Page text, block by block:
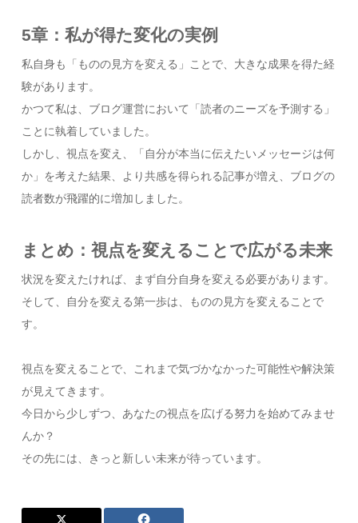
5章：私が得た変化の実例
私自身も「ものの見方を変える」ことで、大きな成果を得た経
験があります。
かつて私は、ブログ運営において「読者のニーズを予測する」
ことに執着していました。
しかし、視点を変え、「自分が本当に伝えたいメッセージは何
か」を考えた結果、より共感を得られる記事が増え、ブログの
読者数が飛躍的に増加しました。
まとめ：視点を変えることで広がる未来
状況を変えたければ、まず自分自身を変える必要があります。
そして、自分を変える第一歩は、ものの見方を変えることで
す。
視点を変えることで、これまで気づかなかった可能性や解決策
が見えてきます。
今日から少しずつ、あなたの視点を広げる努力を始めてみませ
んか？
その先には、きっと新しい未来が待っています。